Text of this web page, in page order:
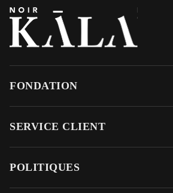
FONDATION
SERVICE CLIENT
POLITIQUES